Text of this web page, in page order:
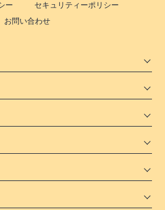
ー
セキュリティーポリシー
お問い合わせ